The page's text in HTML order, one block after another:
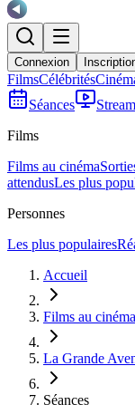
Connexion
FilmsCélébrités
Séances
Films
Films au cinéma
attendusLes plus
Personnes
Les plus populaires
Accueil
Films au cinéma
La Grande
Séances